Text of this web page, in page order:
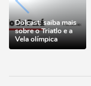
Dolcast: saiba mais
sobre o Triatlo e a
Vela olímpica